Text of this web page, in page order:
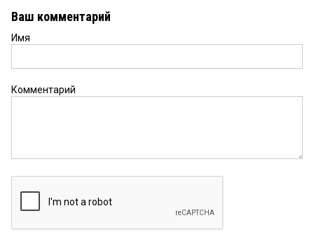
Ваш комментарий
Имя
Комментарий